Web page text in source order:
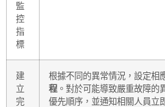
監
控
指
標
建
立
完
根據不同的異常情況，設定相
程 。對於可能導致嚴重故障的
優先順序，並通知相關人員立